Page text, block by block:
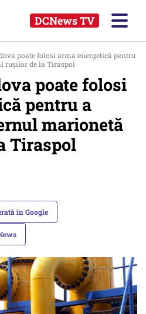
DCNews TV
poate folosi arma energetică pentru
rușilor de la Tiraspol
poate folosi
pentru a
marionetă
Tiraspol
în Google